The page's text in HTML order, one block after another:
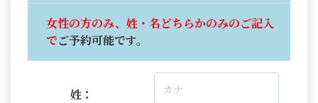
女性の方のみ、姓・名どちらかのみのご記入
でご予約可能です。
姓：